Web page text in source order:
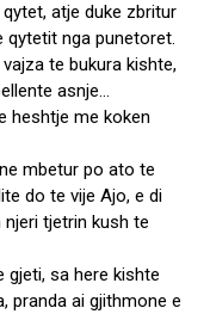
atje duke zbritur
qytetit nga punetoret.
te bukura kishte,
asnje…
heshtje me koken
mbetur po ato te
do te vije Ajo, e di
tjetrin kush te
gjeti, sa here kishte
pranda ai gjithmone e